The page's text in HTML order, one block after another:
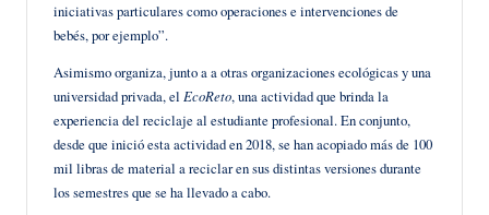
iniciativas particulares como operaciones e intervenciones de
bebés, por ejemplo”.
Asimismo organiza, junto a a otras organizaciones ecológicas y una
universidad privada, el EcoReto, una actividad que brinda la
experiencia del reciclaje al estudiante profesional. En conjunto,
desde que inició esta actividad en 2018, se han acopiado más de 100
mil libras de material a reciclar en sus distintas versiones durante
los semestres que se ha llevado a cabo.